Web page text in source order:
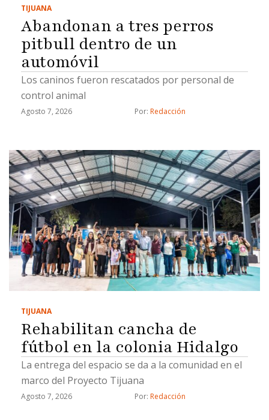
detenidos por estos hechos y las investigaciones
…
TIJUANA
Abandonan a tres perros
pitbull dentro de un
automóvil
Los caninos fueron rescatados por personal de
control animal
Agosto 7, 2026 Por: Redacción
TIJUANA
Rehabilitan cancha de
fútbol en la colonia Hidalgo
La entrega del espacio se da a la comunidad en el
marco del Proyecto Tijuana
Agosto 7, 2026 Por: Redacción